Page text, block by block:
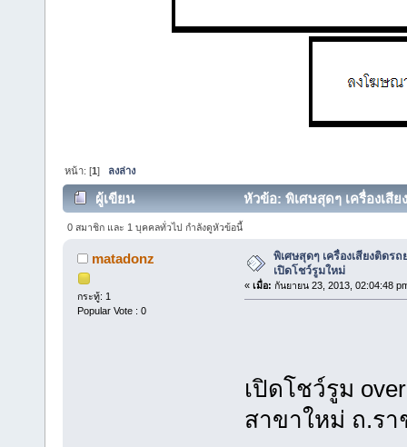
หน้า: [1] ลงล่าง
ผู้เขียน หัวข้อ: พิเศษสุดๆ เครื่องเสี
0 สมาชิก และ 1 บุคคลทั่วไป กำลังดูหัวข้อนี้
matadonz
กระทู้: 1
Popular Vote : 0
พิเศษสุดๆ เครื่องเสียงติดร
เปิดโชว์รูมใหม่
« เมื่อ: กันยายน 23, 2013, 02:04:48
เปิดโชว์รูม
สาขาใหม่ ถ.ร